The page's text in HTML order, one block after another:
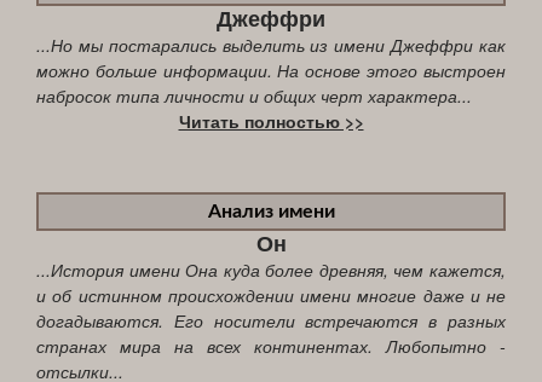
Джеффри
...Но мы постарались выделить из имени Джеффри как
можно больше информации. На основе этого выстроен
набросок типа личности и общих черт характера...
Читать полностью >>
Анализ имени
Он
...История имени Она куда более древняя, чем кажется,
и об истинном происхождении имени многие даже и не
догадываются. Его носители встречаются в разных
странах мира на всех континентах. Любопытно -
отсылки...